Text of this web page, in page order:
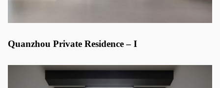
Quanzhou Private Residence – I